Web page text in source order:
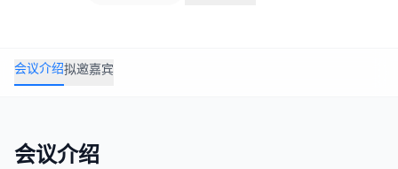
会议介绍拟邀嘉宾
会议介绍